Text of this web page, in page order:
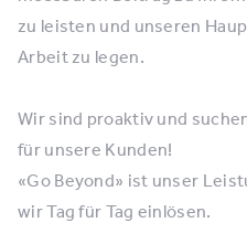
zu leisten und unseren
Arbeit zu legen.
Wir sind proaktiv und
für unsere Kunden!
«Go Beyond» ist unser
wir Tag für Tag einlösen.